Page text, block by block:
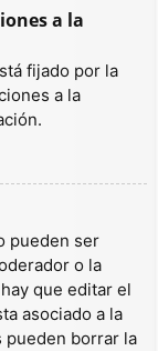
a la
fijado por la
a la
pueden ser
o la
que editar el
asociado a la
pueden borrar la